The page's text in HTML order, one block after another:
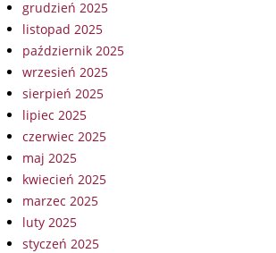
grudzień 2025
listopad 2025
październik 2025
wrzesień 2025
sierpień 2025
lipiec 2025
czerwiec 2025
maj 2025
kwiecień 2025
marzec 2025
luty 2025
styczeń 2025